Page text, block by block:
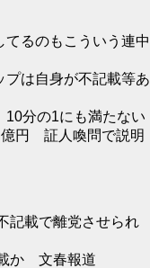
るのもこういう連中
は自身が不記載等あ
10分の1にも満たない
億円 証人喚問で説明
記載で離党させられ
か 文春報道